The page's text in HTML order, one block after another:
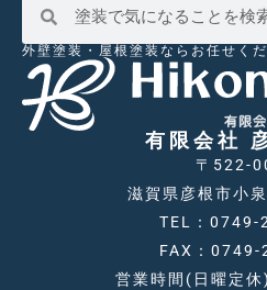
外壁塗装・屋根塗装ならお任せく
有限会社
〒522-
滋賀県彦根市小
TEL：0749-
FAX：0749-
営業時間(日曜定